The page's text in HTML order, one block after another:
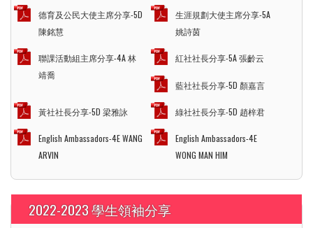
德育及公民大使主席分享-5D
陳銘慧
生涯規劃大使主席分享-5A
姚詩茵
聯課活動組主席分享-4A 林
靖喬
紅社社長分享-5A 張齡云
藍社社長分享-5D 顏嘉言
黃社社長分享-5D 梁雅詠 綠社社長分享-5D 趙梓君
English Ambassadors-4E WANG
ARVIN
English Ambassadors-4E
WONG MAN HIM
2022-2023 學生領袖分享